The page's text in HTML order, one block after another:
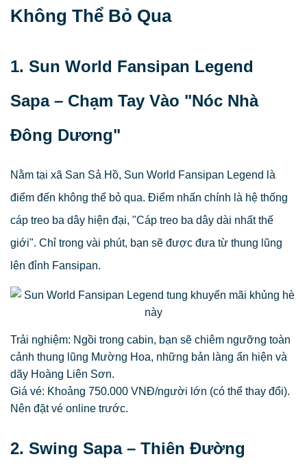
Không Thể Bỏ Qua
1. Sun World Fansipan Legend
Sapa – Chạm Tay Vào "Nóc Nhà
Đông Dương"
Nằm tại xã San Sả Hồ, Sun World Fansipan Legend là
điểm đến không thể bỏ qua. Điểm nhấn chính là hệ thống
cáp treo ba dây hiện đại, "Cáp treo ba dây dài nhất thế
giới". Chỉ trong vài phút, bạn sẽ được đưa từ thung lũng
lên đỉnh Fansipan.
Trải nghiệm: Ngồi trong cabin, bạn sẽ chiêm ngưỡng toàn
cảnh thung lũng Mường Hoa, những bản làng ẩn hiện và
dãy Hoàng Liên Sơn.
Giá vé: Khoảng 750.000 VNĐ/người lớn (có thể thay đổi).
Nên đặt vé online trước.
2. Swing Sapa – Thiên Đường